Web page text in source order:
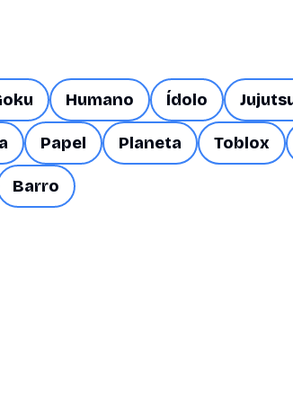
Humano Ídolo
Papel Planeta Toblox
Barro